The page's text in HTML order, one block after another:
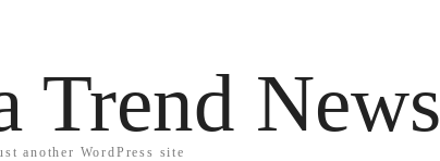
Trend News
another WordPress site